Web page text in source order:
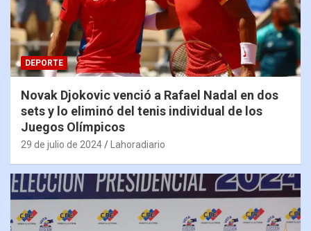
DEPORTE
Novak Djokovic venció a Rafael Nadal en dos
sets y lo eliminó del tenis individual de los
Juegos Olímpicos
29 de julio de 2024 Lahoradiario